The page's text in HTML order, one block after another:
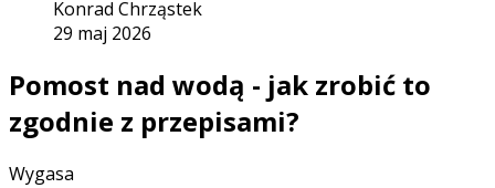
Konrad Chrząstek
29 maj 2026
Pomost nad wodą - jak zrobić to
zgodnie z przepisami?
Wygasa